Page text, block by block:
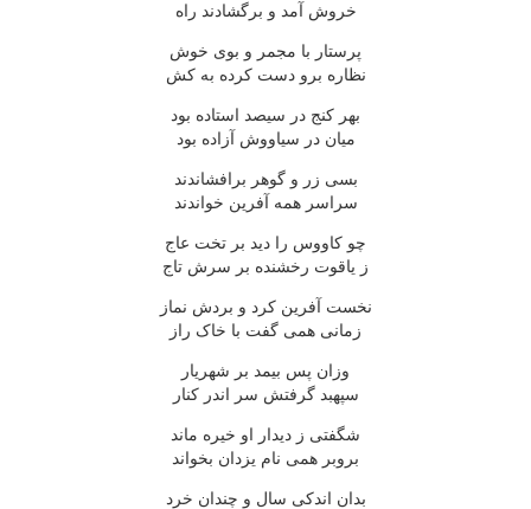
خروش آمد و برگشادند راه
پرستار با مجمر و بوی خوش
نظاره برو دست کرده به کش
بهر کنج در سیصد استاده بود
میان در سیاووش آزاده بود
بسی زر و گوهر برافشاندند
سراسر همه آفرین خواندند
چو کاووس را دید بر تخت عاج
ز یاقوت رخشنده بر سرش تاج
نخست آفرین کرد و بردش نماز
زمانی همی گفت با خاک راز
وزان پس بیمد بر شهریار
سپهبد گرفتش سر اندر کنار
شگفتی ز دیدار او خیره ماند
بروبر همی نام یزدان بخواند
بدان اندکی سال و چندان خرد